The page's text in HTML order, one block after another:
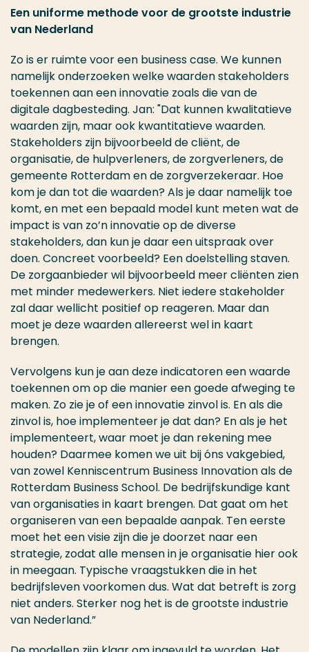
Een uniforme methode voor de grootste industrie
van Nederland
Zo is er ruimte voor een business case. We kunnen
namelijk onderzoeken welke waarden stakeholders
toekennen aan een innovatie zoals die van de
digitale dagbesteding. Jan: "Dat kunnen kwalitatieve
waarden zijn, maar ook kwantitatieve waarden.
Stakeholders zijn bijvoorbeeld de cliënt, de
organisatie, de hulpverleners, de zorgverleners, de
gemeente Rotterdam en de zorgverzekeraar. Hoe
kom je dan tot die waarden? Als je daar namelijk toe
komt, en met een bepaald model kunt meten wat de
impact is van zo’n innovatie op de diverse
stakeholders, dan kun je daar een uitspraak over
doen. Concreet voorbeeld? Een doelstelling staven.
De zorgaanbieder wil bijvoorbeeld meer cliënten zien
met minder medewerkers. Niet iedere stakeholder
zal daar wellicht positief op reageren. Maar dan
moet je deze waarden allereerst wel in kaart
brengen.
Vervolgens kun je aan deze indicatoren een waarde
toekennen om op die manier een goede afweging te
maken. Zo zie je of een innovatie zinvol is. En als die
zinvol is, hoe implementeer je dat dan? En als je het
implementeert, waar moet je dan rekening mee
houden? Daarmee komen we uit bij óns vakgebied,
van zowel Kenniscentrum Business Innovation als de
Rotterdam Business School. De bedrijfskundige kant
van organisaties in kaart brengen. Dat gaat om het
organiseren van een bepaalde aanpak. Ten eerste
moet het een visie zijn die je doorzet naar een
strategie, zodat alle mensen in je organisatie hier ook
in meegaan. Typische vraagstukken die in het
bedrijfsleven voorkomen dus. Wat dat betreft is zorg
niet anders. Sterker nog het is de grootste industrie
van Nederland.”